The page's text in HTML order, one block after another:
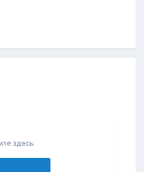
здесь.